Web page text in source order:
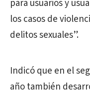
para usuarios y
los casos de
delitos sexuales”.
Indicó que en el
año también